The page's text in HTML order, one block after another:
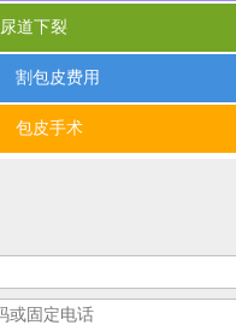
尿道下裂
割包皮费用
包皮手术